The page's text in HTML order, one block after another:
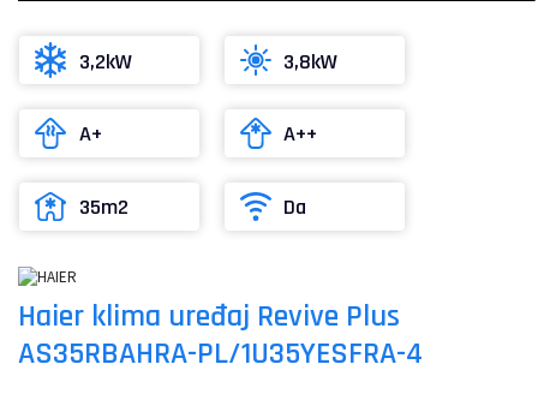
3,2kW 3,8kW
A+ A++
35m2 Da
Haier klima uređaj Revive Plus
AS35RBAHRA-PL/1U35YESFRA-4